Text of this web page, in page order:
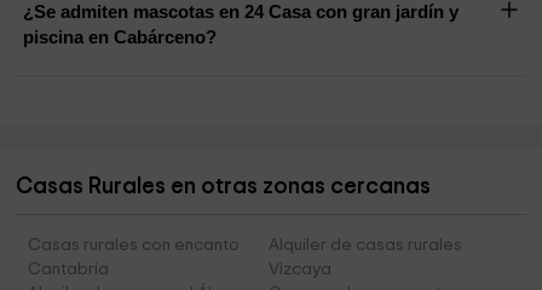
¿Se admiten mascotas en 24 Casa con gran jardín y
piscina en Cabárceno?
Casas Rurales en otras zonas cercanas
Casas rurales con encanto
Cantabria
Alquiler de casas rurales
Vizcaya